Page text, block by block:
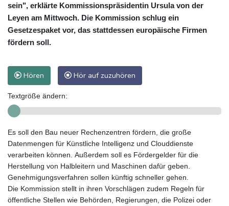
sein", erklärte Kommissionspräsidentin Ursula von der
Leyen am Mittwoch. Die Kommission schlug ein
Gesetzespaket vor, das stattdessen europäische Firmen
fördern soll.
Hören Hör auf zuzuhören
Textgröße ändern:
Es soll den Bau neuer Rechenzentren fördern, die große
Datenmengen für Künstliche Intelligenz und Clouddienste
verarbeiten können. Außerdem soll es Fördergelder für die
Herstellung von Halbleitern und Maschinen dafür geben.
Genehmigungsverfahren sollen künftig schneller gehen.
Die Kommission stellt in ihren Vorschlägen zudem Regeln für
öffentliche Stellen wie Behörden, Regierungen, die Polizei oder